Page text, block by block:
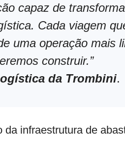
capaz de
Cada viagem
uma operação mais
construir.”
da Trombini.
infraestrutura de